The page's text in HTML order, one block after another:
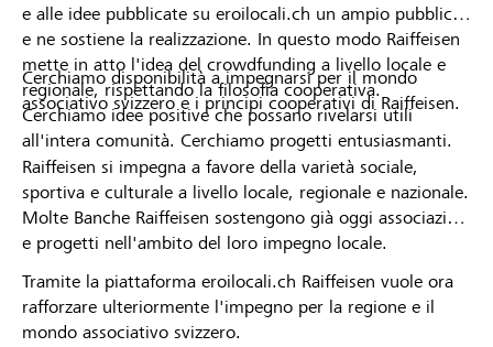
e alle idee pubblicate su eroilocali.ch un ampio pubblico
e ne sostiene la realizzazione. In questo modo Raiffeisen
mette in atto l'idea del crowdfunding a livello locale e
regionale, rispettando la filosofia cooperativa.
Cerchiamo idee positive che possano rivelarsi utili
all'intera comunità. Cerchiamo progetti entusiasmanti.
Cerchiamo disponibilità a impegnarsi per il mondo
associativo svizzero e i principi cooperativi di Raiffeisen.
Raiffeisen si impegna a favore della varietà sociale,
sportiva e culturale a livello locale, regionale e nazionale.
Molte Banche Raiffeisen sostengono già oggi associazioni
e progetti nell'ambito del loro impegno locale.
Tramite la piattaforma eroilocali.ch Raiffeisen vuole ora
rafforzare ulteriormente l'impegno per la regione e il
mondo associativo svizzero.